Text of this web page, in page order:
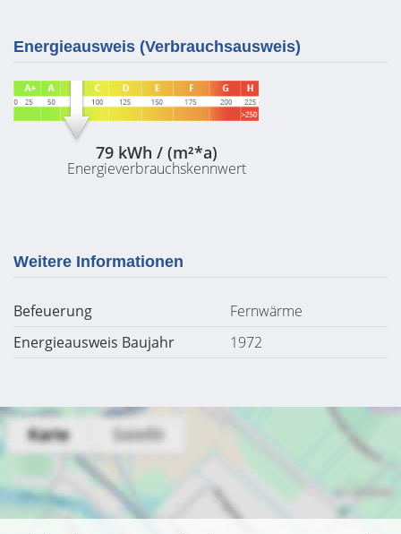
Energieausweis (Verbrauchsausweis)
79 kWh / (m²*a)
Energieverbrauchskennwert
Weitere Informationen
Befeuerung
Fernwärme
Energieausweis Baujahr
1972